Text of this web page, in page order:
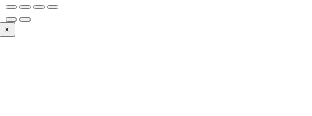
×